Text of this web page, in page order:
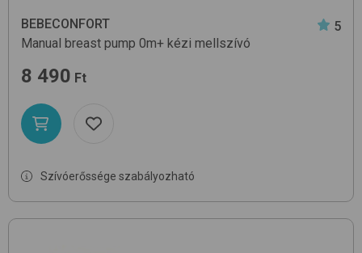
BEBECONFORT
5
Manual breast pump 0m+ kézi mellszívó
8 490 Ft
Szívóerőssége szabályozható